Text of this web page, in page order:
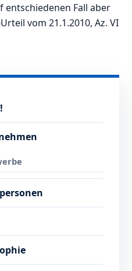
entschiedenen Fall aber
vom 21.1.2010, Az. VI